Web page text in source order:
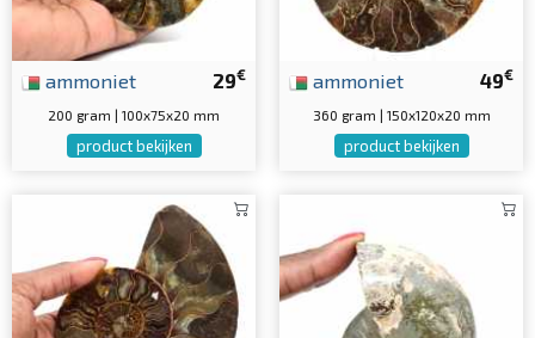
29€
ammoniet
200 gram | 100x75x20 mm
product bekijken
49€
ammoniet
360 gram | 150x120x20 mm
product bekijken